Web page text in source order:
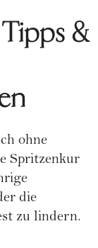
&
ohne
Spritzenkur
die
zu lindern.